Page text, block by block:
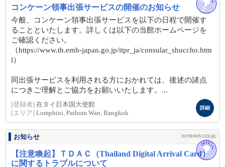
コンケーン領事出張サービスの開催のお知らせ
今般、コンケーン領事出張サービスを以下の日程で開催す
ることといたします。詳しくは以下の当館ホームページを
ご確認ください。
（https://www.th.emb-japan.go.jp/itpr_ja/consular_shuccho.htm
l）
同出張サービスを利用される方におかれては、後述の諸点
につきご理解とご協力をお願いいたします。...
[登録者] 在タイ日本国大使館
[エリア] Lumphini, Pathum Wan, Bangkok
詳細
お知らせ 2025年09月12日(金)
【注意喚起】ＴＤＡＣ（Thailand Digital Arrival Card）
に関するトラブルについて